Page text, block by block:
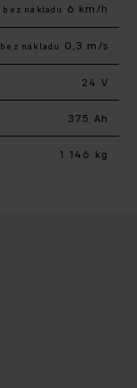
bez nákladu 6 km/h
bez nákladu 0,3 m/s
24 V
375 Ah
1 146 kg